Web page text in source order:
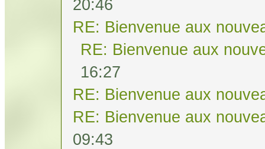
20:46
RE: Bienvenue aux
RE: Bienvenue aux
16:27
RE: Bienvenue aux
RE: Bienvenue aux
09:43